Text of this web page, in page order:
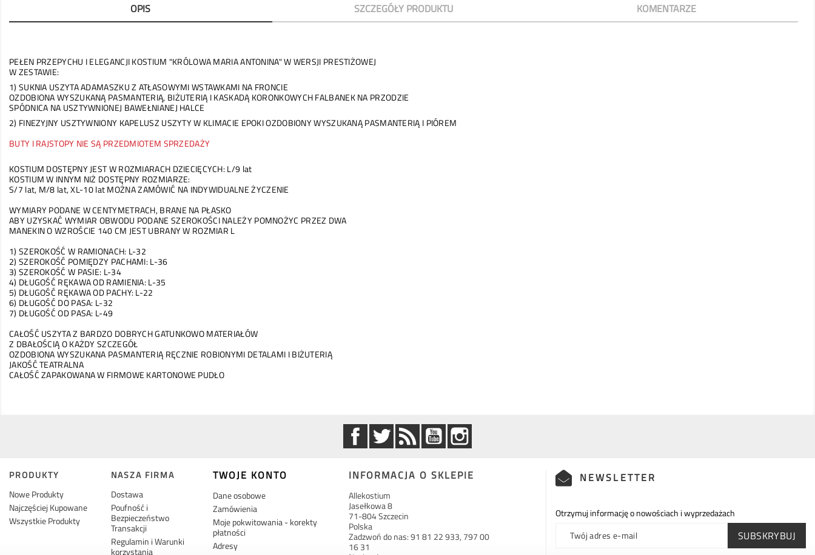
OPIS SZCZEGÓŁY PRODUKTU KOMENTARZE
PEŁEN PRZEPYCHU I ELEGANCJI KOSTIUM "KRÓLOWA MARIA ANTONINA" W WERSJI PRESTIŻOWEJ
W ZESTAWIE:
1) SUKNIA USZYTA ADAMASZKU Z ATŁASOWYMI WSTAWKAMI NA FRONCIE
OZDOBIONA WYSZUKANĄ PASMANTERIĄ, BIŻUTERIĄ I KASKADĄ KORONKOWYCH FALBANEK NA PRZODZIE
SPÓDNICA NA USZTYWNIONEJ BAWEŁNIANEJ HALCE
2) FINEZYJNY USZTYWNIONY KAPELUSZ USZYTY W KLIMACIE EPOKI OZDOBIONY WYSZUKANĄ PASMANTERIĄ I PIÓREM
BUTY I RAJSTOPY NIE SĄ PRZEDMIOTEM SPRZEDAŻY
KOSTIUM DOSTĘPNY JEST W ROZMIARACH DZIECIĘCYCH: L/9 lat
KOSTIUM W INNYM NIŻ DOSTĘPNY ROZMIARZE:
S/7 lat, M/8 lat, XL-10 lat MOŻNA ZAMÓWIĆ NA INDYWIDUALNE ŻYCZENIE
WYMIARY PODANE W CENTYMETRACH, BRANE NA PŁASKO
ABY UZYSKAĆ WYMIAR OBWODU PODANE SZEROKOŚCI NALEŻY POMNOŻYC PRZEZ DWA
MANEKIN O WZROŚCIE 140 CM JEST UBRANY W ROZMIAR L
1) SZEROKOŚĆ W RAMIONACH: L-32
2) SZEROKOŚĆ POMIĘDZY PACHAMI: L-36
3) SZEROKOŚĆ W PASIE: L-34
4) DŁUGOŚĆ RĘKAWA OD RAMIENIA: L-35
5) DŁUGOŚĆ RĘKAWA OD PACHY: L-22
6) DŁUGOŚĆ DO PASA: L-32
7) DŁUGOŚĆ OD PASA: L-49
CAŁOŚĆ USZYTA Z BARDZO DOBRYCH GATUNKOWO MATERIAŁÓW
Z DBAŁOŚCIĄ O KAŻDY SZCZEGÓŁ
OZDOBIONA WYSZUKANA PASMANTERIĄ RĘCZNIE ROBIONYMI DETALAMI I BIŻUTERIĄ
JAKOŚĆ TEATRALNA
CAŁOŚĆ ZAPAKOWANA W FIRMOWE KARTONOWE PUDŁO
FacebookTwitter Rss YouTube
PRODUKTY
Nowe Produkty
Najczęściej Kupowane
Wszystkie Produkty
NASZA FIRMA
Dostawa
Poufność i
Bezpieczeństwo
Transakcji
Regulamin i Warunki
korzystania
TWOJE KONTO
Dane osobowe
Zamówienia
Moje pokwitowania - korekty
płatności
Adresy
INFORMACJA O SKLEPIE
Allekostium
Jasełkowa 8
71-804 Szczecin
Polska
Zadzwoń do nas:91 81 22 933, 797 00
16 31
NEWSLETTER
Otrzymuj informację o nowościach i wyprzedażach